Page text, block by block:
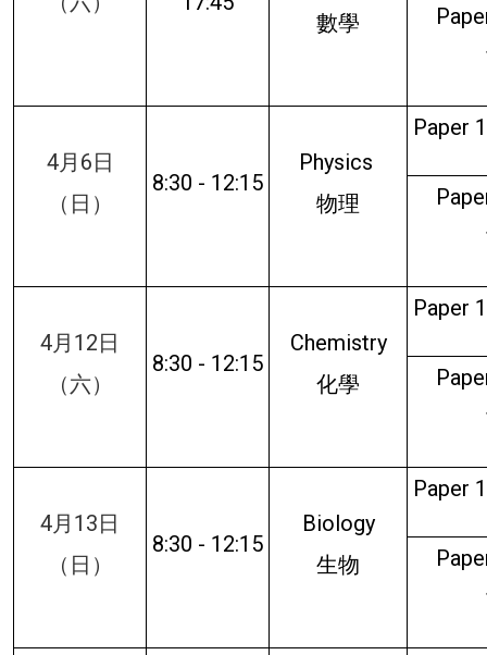
數學
4月6日
（日）
8:30 - 12:15
Physics
物理
Paper
4月12日
（六）
8:30 - 12:15
Chemistry
化學
Paper
4月13日
（日）
8:30 - 12:15
Biology
生物
Paper